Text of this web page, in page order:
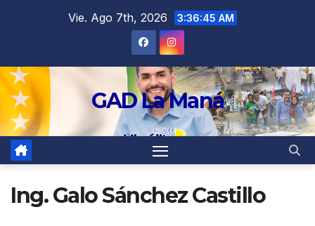
Vie. Ago 7th, 2026 3:36:46 AM
GAD La Maná
Ing. Galo Sánchez Castillo